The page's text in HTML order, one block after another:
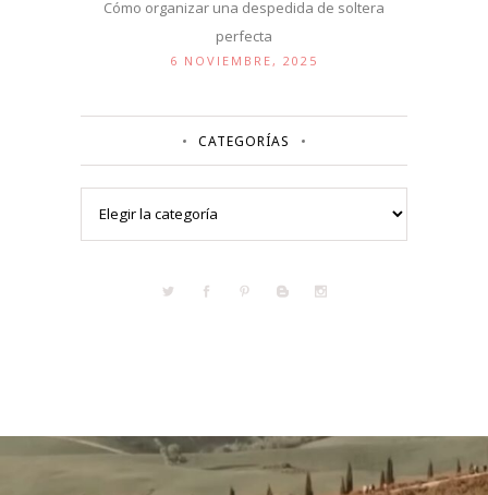
Cómo organizar una despedida de soltera
perfecta
6 NOVIEMBRE, 2025
CATEGORÍAS